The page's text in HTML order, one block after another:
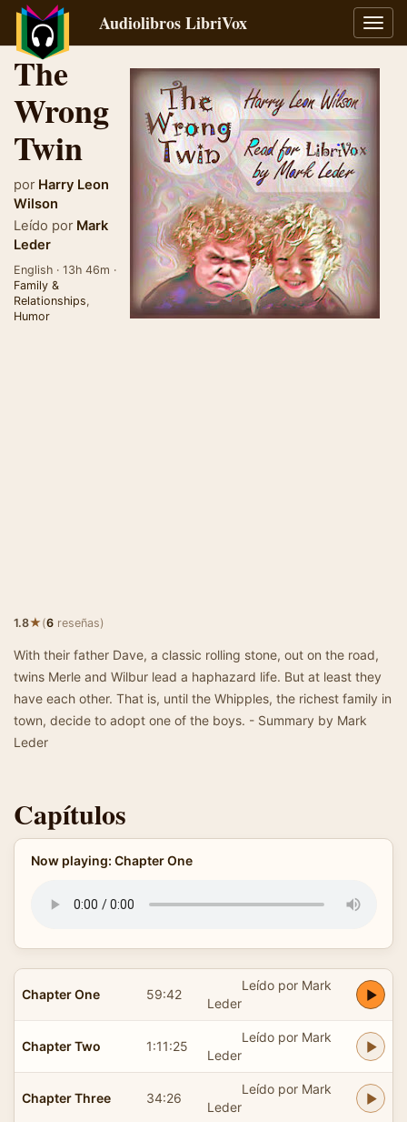
Audiolibros LibriVox
The
Wrong
Twin
por Harry Leon
Wilson
Leído por Mark
Leder
English · 13h 46m ·
Family &
Relationships,
Humor
1.8★(6 reseñas)
With their father Dave, a classic rolling stone, out on the road,
twins Merle and Wilbur lead a haphazard life. But at least they
have each other. That is, until the Whipples, the richest family in
town, decide to adopt one of the boys. - Summary by Mark
Leder
Capítulos
Now playing: Chapter One
Chapter One 59:42
Leído por Mark
Leder
Chapter Two 1:11:25
Leído por Mark
Leder
Chapter Three 34:26
Leído por Mark
Leder